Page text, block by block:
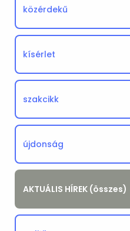
közérdekű
kísérlet
szakcikk
újdonság
AKTUÁLIS HÍREK (összes)